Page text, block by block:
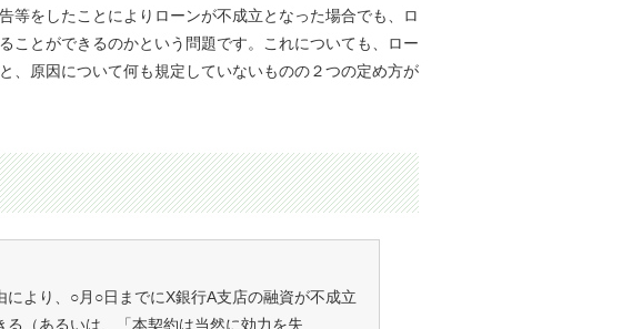
等をしたことによりローンが不成立となった場合でも、ロ
ことができるのかという問題です。これについても、ロー
、原因について何も規定していないものの２つの定め方が
により、○月○日までにX銀行A支店の融資が不成立
（あるいは、「本契約は当然に効力を失